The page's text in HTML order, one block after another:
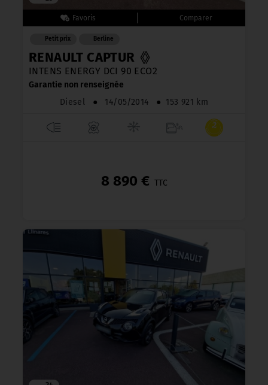
Petit prix Berline
RENAULT CAPTUR
INTENS ENERGY DCI 90 ECO2
Garantie non renseignée
Diesel
● 14/05/2014 ● 153 921 km
8 890 € TTC